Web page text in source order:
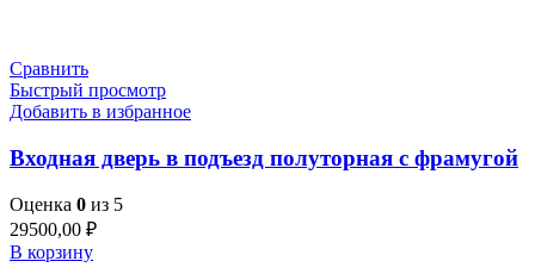
Сравнить
Быстрый просмотр
Добавить в избранное
Входная дверь в подъезд полуторная с фрамугой
Оценка 0 из 5
29500,00 ₽
В корзину